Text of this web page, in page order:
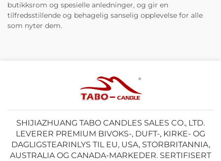
butikksrom og spesielle anledninger, og gir en
tilfredsstillende og behagelig sanselig opplevelse for alle
som nyter dem.
SHIJIAZHUANG TABO CANDLES SALES CO., LTD.
LEVERER PREMIUM BIVOKS-, DUFT-, KIRKE- OG
DAGLIGSTEARINLYS TIL EU, USA, STORBRITANNIA,
AUSTRALIA OG CANADA-MARKEDER. SERTIFISERT